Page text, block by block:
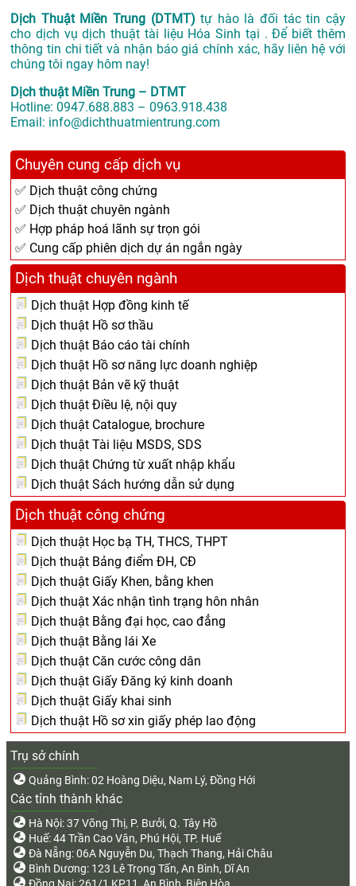
Dịch Thuật Miền Trung (DTMT) tự hào là đối tác tin cậy
cho dịch vụ dịch thuật tài liệu Hóa Sinh tại . Để biết thêm
thông tin chi tiết và nhận báo giá chính xác, hãy liên hệ với
chúng tôi ngay hôm nay!
Dịch thuật Miền Trung – DTMT
Hotline: 0947.688.883 – 0963.918.438
Email: info@dichthuatmientrung.com
Chuyên cung cấp dịch vụ
✅ Dịch thuật công chứng
✅ Dịch thuật chuyên ngành
✅ Hợp pháp hoá lãnh sự trọn gói
✅ Cung cấp phiên dịch dự án ngắn ngày
Dịch thuật chuyên ngành
Dịch thuật Hợp đồng kinh tế
Dịch thuật Hồ sơ thầu
Dịch thuật Báo cáo tài chính
Dịch thuật Hồ sơ năng lực doanh nghiệp
Dịch thuật Bản vẽ kỹ thuật
Dịch thuật Điều lệ, nội quy
Dịch thuật Catalogue, brochure
Dịch thuật Tài liệu MSDS, SDS
Dịch thuật Chứng từ xuất nhập khẩu
Dịch thuật Sách hướng dẫn sử dụng
Dịch thuật công chứng
Dịch thuật Học bạ TH, THCS, THPT
Dịch thuật Bảng điểm ĐH, CĐ
Dịch thuật Giấy Khen, bằng khen
Dịch thuật Xác nhận tình trạng hôn nhân
Dịch thuật Bằng đại học, cao đẳng
Dịch thuật Bằng lái Xe
Dịch thuật Căn cước công dân
Dịch thuật Giấy Đăng ký kinh doanh
Dịch thuật Giấy khai sinh
Dịch thuật Hồ sơ xin giấy phép lao động
Trụ sở chính
Quảng Bình: 02 Hoàng Diệu, Nam Lý, Đồng Hới
Các tỉnh thành khác
Hà Nội: 37 Võng Thị, P. Bưởi, Q. Tây Hồ
Huế: 44 Trần Cao Vân, Phú Hội, TP. Huế
Đà Nẵng: 06A Nguyễn Du, Thạch Thang, Hải Châu
Bình Dương: 123 Lê Trọng Tấn, An Bình, Dĩ An